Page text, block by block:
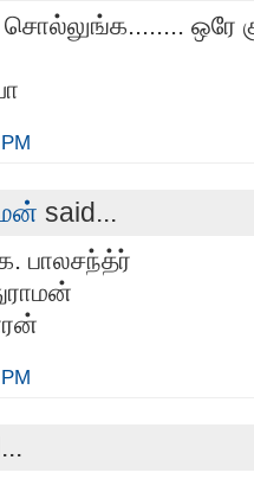
ஒரே
said...
பாலசந்த்ர்